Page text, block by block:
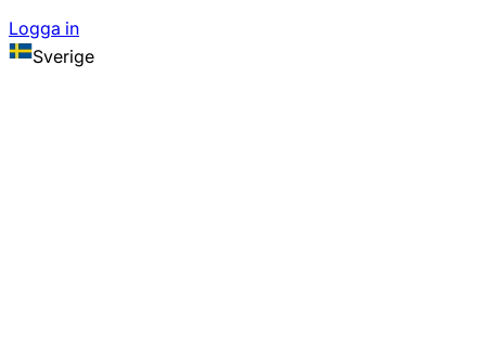
Logga in
Sverige